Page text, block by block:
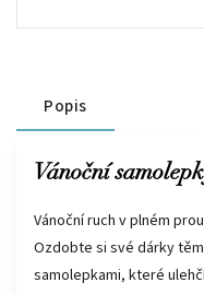
Popis
Vánoční
Vánoční ruch v plném
Ozdobte si své dárky
samolepkami, které